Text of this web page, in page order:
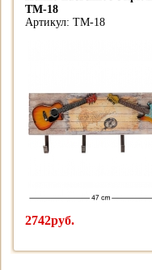
TM-18
Артикул: TM-18
2742руб.